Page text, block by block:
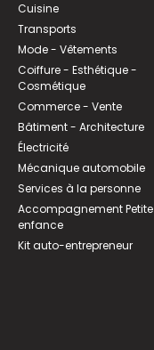
Cuisine
Transports
Mode - Vêtements
Coiffure - Esthétique -
Cosmétique
Commerce - Vente
Bâtiment - Architecture
Électricité
Mécanique automobile
Services à la personne
Accompagnement Petite
enfance
Kit auto-entrepreneur